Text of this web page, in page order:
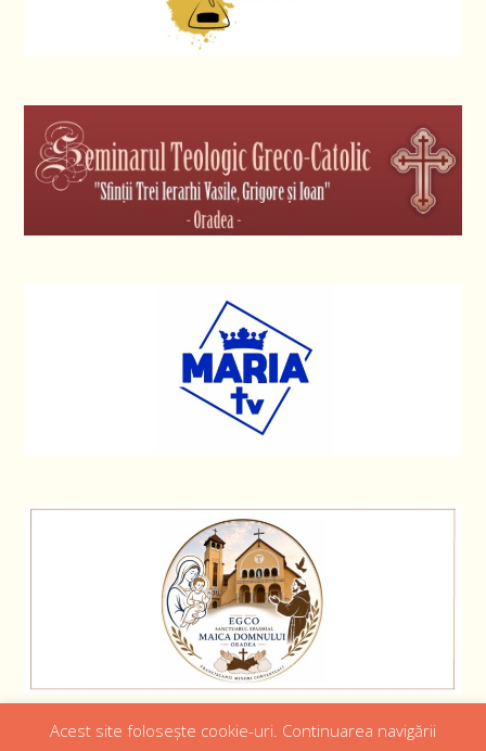
Designed byWeb Design 4Us Consulting |
Acest site folosește cookie-uri. Continuarea navigării